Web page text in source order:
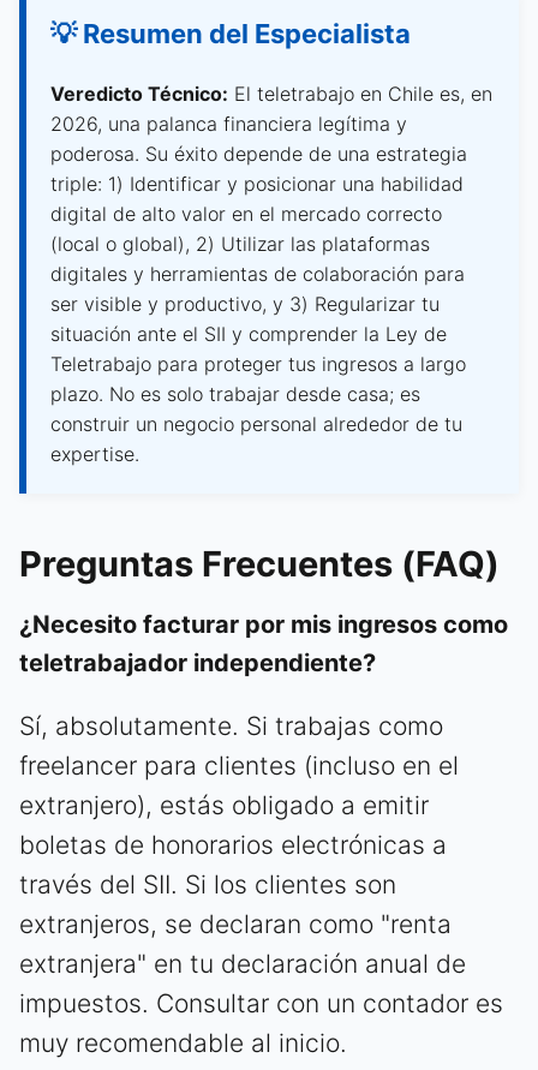
💡 Resumen del Especialista
Veredicto Técnico: El teletrabajo en Chile es, en
2026, una palanca financiera legítima y
poderosa. Su éxito depende de una estrategia
triple: 1) Identificar y posicionar una habilidad
digital de alto valor en el mercado correcto
(local o global), 2) Utilizar las plataformas
digitales y herramientas de colaboración para
ser visible y productivo, y 3) Regularizar tu
situación ante el SII y comprender la Ley de
Teletrabajo para proteger tus ingresos a largo
plazo. No es solo trabajar desde casa; es
construir un negocio personal alrededor de tu
expertise.
Preguntas Frecuentes (FAQ)
¿Necesito facturar por mis ingresos como
teletrabajador independiente?
Sí, absolutamente. Si trabajas como
freelancer para clientes (incluso en el
extranjero), estás obligado a emitir
boletas de honorarios electrónicas a
través del SII. Si los clientes son
extranjeros, se declaran como "renta
extranjera" en tu declaración anual de
impuestos. Consultar con un contador es
muy recomendable al inicio.